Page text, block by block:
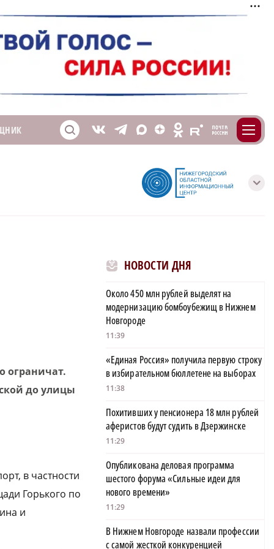
S V T X Z O E m
с
ограничат.
до улицы
в частности
Горького по
и
НОВОСТИ ДНЯ
Около 450 млн рублей выделят на
модернизацию бомбоубежищ в Нижнем
Новгороде
11:39
«Единая Россия» получила первую строку
в избирательном бюллетене на выборах
11:38
Похитивших у пенсионера 18 млн рублей
аферистов будут судить в Дзержинске
11:29
Опубликована деловая программа
шестого форума «Сильные идеи для
нового времени»
11:29
В Нижнем Новгороде назвали профессии
с самой жесткой конкуренцией